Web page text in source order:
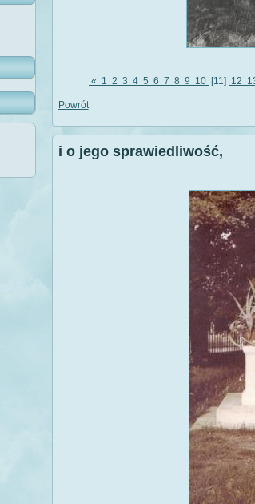
« 1 2 3 4 5 6 7 8 9 10 [11] 12
Powrót
i o jego sprawiedliwość,